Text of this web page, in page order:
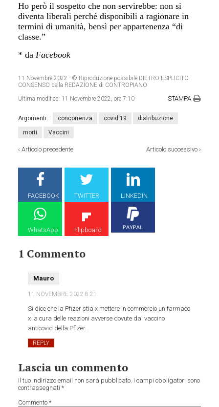
Ho però il sospetto che non servirebbe: non si
diventa liberali perché disponibili a ragionare in
termini di umanità, bensì per appartenenza “di
classe.”
* daFacebook
11 Novembre 2022 - © Riproduzione possibile DIETRO ESPLICITO
CONSENSO della REDAZIONE di CONTROPIANO
Ultima modifica: 11 Novembre 2022, ore 7:10 STAMPA
Argomenti: concorrenza covid 19 distribuzione
morti Vaccini
‹Articolo precedente Articolo successivo›
FACEBOOK TWITTER LINKEDIN
WhatsApp Flipboard
1 Commento
Mauro
11 NOVEMBRE 20228:21
Si dice che la Pfizer stia x mettere in commercio un farmaco
x la cura delle reazioni avverse dovute dal vaccino
anticovid della Pfizer…
REPLY
Lascia un commento
Il tuo indirizzo email non sarà pubblicato. I campi obbligatori sono
contrassegnati*
Commento*